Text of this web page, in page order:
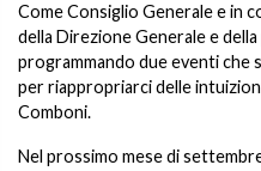
Come Consiglio Generale e in
della Direzione Generale e
programmando due eventi
per riappropriarci delle
Comboni.
Nel prossimo mese di